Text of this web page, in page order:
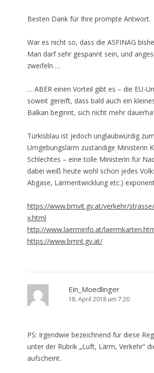
Besten Dank für Ihre prompte Antwort.
War es nicht so, dass die ASFINAG
Man darf sehr gespannt sein, und
zweifeln …
… ABER einen Vorteil gibt es – die EU-
soweit gereift, dass bald auch ein
Balkan beginnt, sich nicht mehr
Türkisblau ist jedoch unglaubwürdig
Umgebungslärm zuständige Ministerin
Schlechtes – eine tolle Ministerin für
dabei weiß heute wohl schon jedes
Abgase, Lärmentwicklung etc.)
https://www.bmvit.gv.at/verkehr/
x.html
http://www.laerminfo.at/
https://www.bmnt.gv.at/
Ein_Moedlinger
18. April 2018 um 7:20
PS: Irgendwie bezeichnend für diese
unter der Rubrik „Luft, Lärm, Verkehr“
aufscheint.